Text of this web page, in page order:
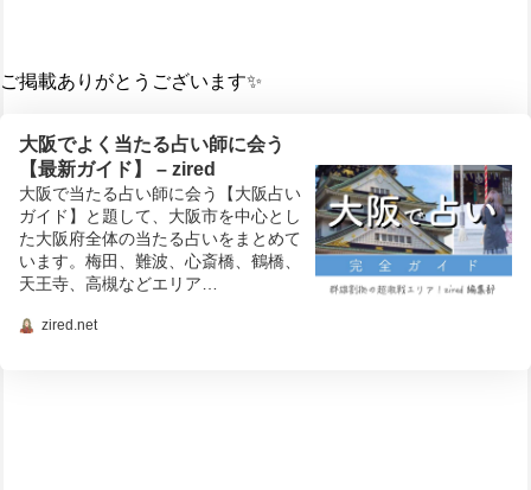
ご掲載ありがとうございます✨
大阪でよく当たる占い師に会う
【最新ガイド】 – zired
大阪で当たる占い師に会う【大阪占い
ガイド】と題して、大阪市を中心とし
た大阪府全体の当たる占いをまとめて
います。梅田、難波、心斎橋、鶴橋、
天王寺、高槻などエリア…
zired.net